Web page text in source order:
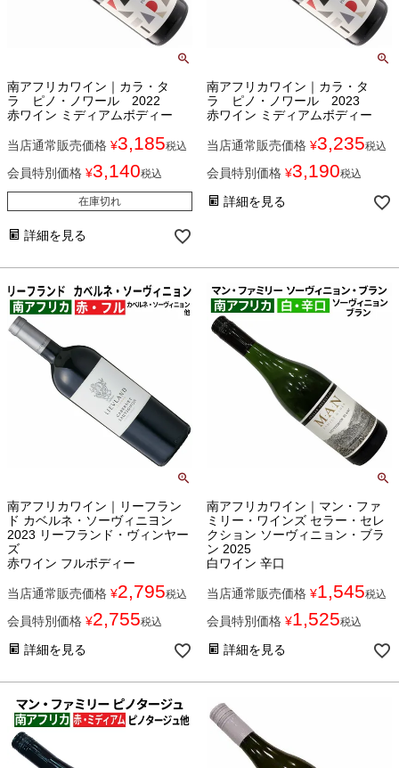
南アフリカワイン｜カラ・タ
ラ ピノ・ノワール 2022
赤ワイン ミディアムボディー
当店通常販売価格 ¥3,185税込
会員特別価格 ¥3,140税込
在庫切れ
詳細を見る
南アフリカワイン｜カラ・タ
ラ ピノ・ノワール 2023
赤ワイン ミディアムボディー
当店通常販売価格 ¥3,235税込
会員特別価格 ¥3,190税込
詳細を見る
南アフリカワイン｜リーフラン
ド カベルネ・ソーヴィニヨン
2023 リーフランド・ヴィンヤー
ズ
赤ワイン フルボディー
当店通常販売価格 ¥2,795税込
会員特別価格 ¥2,755税込
詳細を見る
南アフリカワイン｜マン・ファ
ミリー・ワインズ セラー・セレ
クション ソーヴィニョン・ブラ
ン 2025
白ワイン 辛口
当店通常販売価格 ¥1,545税込
会員特別価格 ¥1,525税込
詳細を見る